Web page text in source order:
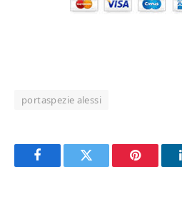
portaspezie alessi
FacebookTwitter Pinterest